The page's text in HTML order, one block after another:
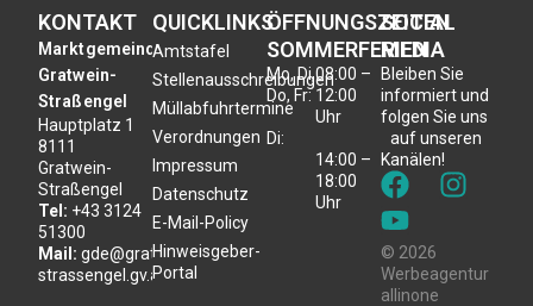
KONTAKT
Marktgemeinde
Gratwein-
Straßengel
Hauptplatz 1
8111
Gratwein-
Straßengel
Tel: +43 3124
51300
Mail: gde@gratwein-
strassengel.gv.at
QUICKLINKS
Amtstafel
Stellenausschreibungen
Müllabfuhrtermine
Verordnungen
Impressum
Datenschutz
E-Mail-Policy
Hinweisgeber-
Portal
ÖFFNUNGSZEITEN
SOMMERFERIEN
Mo, Di,
Do, Fr:
Di:
08:00 –
12:00
Uhr
14:00 –
18:00
Uhr
SOCIAL
MEDIA
Bleiben Sie
informiert und
folgen Sie uns
auf unseren
Kanälen!
© 2026
Werbeagentur
allinone